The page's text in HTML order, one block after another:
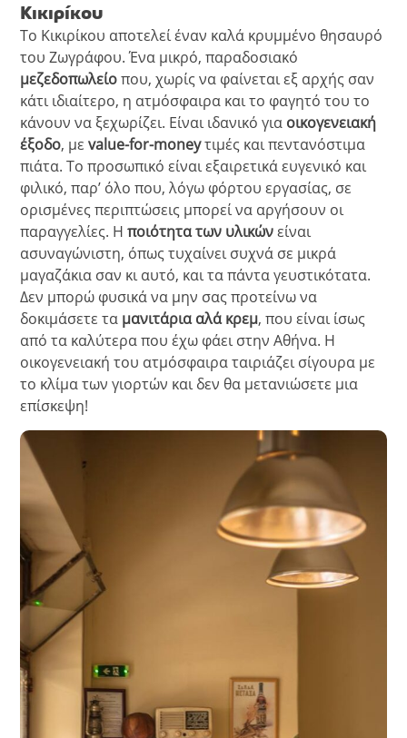
Κικιρίκου
Το Κικιρίκου αποτελεί έναν καλά κρυμμένο θησαυρό
του Ζωγράφου. Ένα μικρό, παραδοσιακό
μεζεδοπωλείοπου, χωρίς να φαίνεται εξ αρχής σαν
κάτι ιδιαίτερο, η ατμόσφαιρα και το φαγητό του το
κάνουν να ξεχωρίζει. Είναι ιδανικό για οικογενειακή
έξοδο, μεvalue-for-moneyτιμές και πεντανόστιμα
πιάτα. Το προσωπικό είναι εξαιρετικά ευγενικό και
φιλικό, παρ’ όλο που, λόγω φόρτου εργασίας, σε
ορισμένες περιπτώσεις μπορεί να αργήσουν οι
παραγγελίες. Ηποιότητα των υλικώνείναι
ασυναγώνιστη, όπως τυχαίνει συχνά σε μικρά
μαγαζάκια σαν κι αυτό, και τα πάντα γευστικότατα.
Δεν μπορώ φυσικά να μην σας προτείνω να
δοκιμάσετε τα μανιτάρια αλά κρεμ, που είναι ίσως
από τα καλύτερα που έχω φάει στην Αθήνα. Η
οικογενειακή του ατμόσφαιρα ταιριάζει σίγουρα με
το κλίμα των γιορτών και δεν θα μετανιώσετε μια
επίσκεψη!